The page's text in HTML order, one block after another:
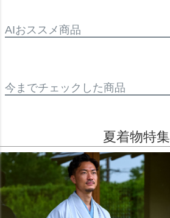
AIおススメ商品
今までチェックした商品
夏着物特集